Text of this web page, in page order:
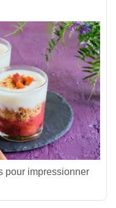
pour impressionner